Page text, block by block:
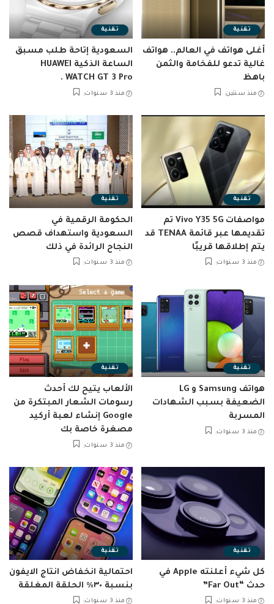
تقنية
أغلى هواتف في العالم.. هواتف
غالية تدعو للفخامة والثمن
باهظ
منذ سنتين
تقنية
السعودية إتاحة طلب مسبق
الساعة الذكية HUAWEI
WATCH GT 3 Pro .
منذ 3 سنوات
تقنية
مواصفات Vivo Y35 5G تم
تقديمها عبر قائمة TENAA قد
يتم إطلاقها قريبًا
منذ 3 سنوات
تقنية
الحكومة الرقمية في
السعودية واستهداف قصص
النجاح الرائدة في ذلك
منذ 3 سنوات
تقنية
هواتف Samsung و LG
الضعيفة بسبب الشهادات
المسربة
منذ 3 سنوات
تقنية
الألعاب يتيح لك أحدث
رسومات الشعار المبتكرة من
Google إنشاء لعبة أركيد
مصغرة خاصة بك
منذ 3 سنوات
تقنية
كل شيء أعلنته Apple في
حدث “Far Out”
منذ 3 سنوات
تقنية
احتمالية انخفاض انتاج الايفون
بنسبة ٣٠٪ الحلقة المغلقة
منذ 3 سنوات